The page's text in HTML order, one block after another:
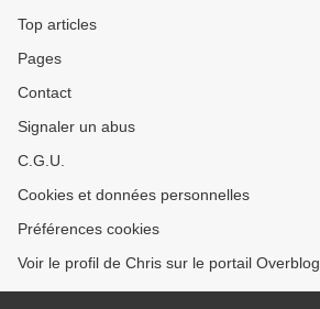
Top articles
Pages
Contact
Signaler un abus
C.G.U.
Cookies et données personnelles
Préférences cookies
Voir le profil de Chris sur le portail Overblog